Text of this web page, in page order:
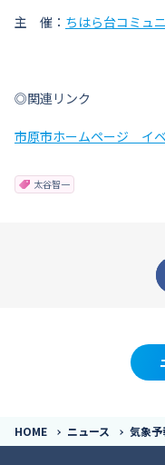
主 催： ちはら台コミュ
◎関連リンク
市原市ホームページ イ
太谷智一
HOME ニュース 気象